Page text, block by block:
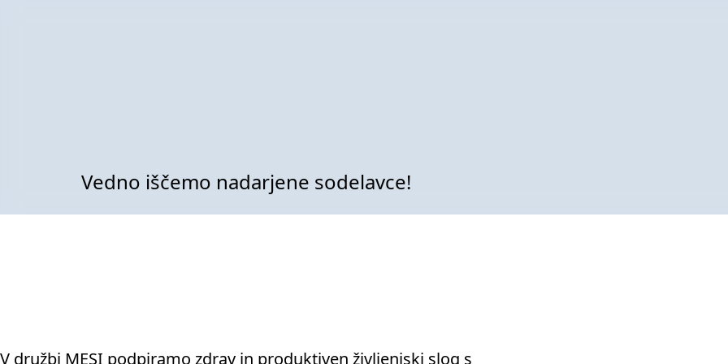
Vedno iščemo nadarjene sodelavce!
V družbi MESI podpiramo zdrav in produktiven življenjski slog s